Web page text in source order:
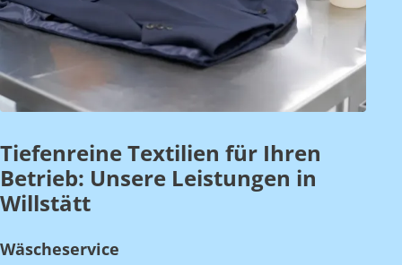
Tiefenreine Textilien für Ihren
Betrieb: Unsere Leistungen in
Willstätt
Wäscheservice